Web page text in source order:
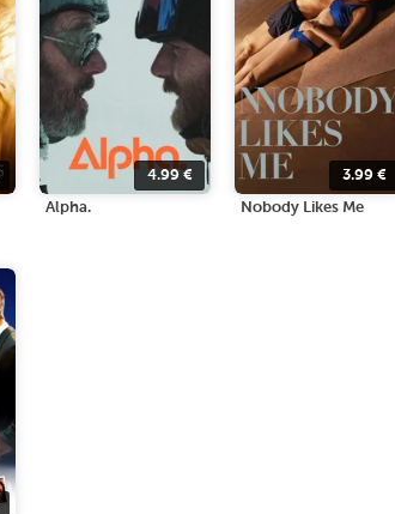
4.99€
Alpha.
3.99 €
Nobody Likes Me